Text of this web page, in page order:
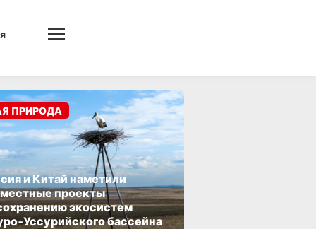
и Китай наметили
проекты
экосистем
бассейна
ПРИРОДА